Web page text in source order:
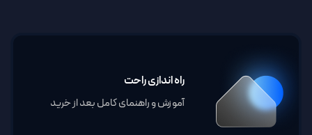
راه اندازی راحت
آموزش و راهنمای کامل بعد از خرید